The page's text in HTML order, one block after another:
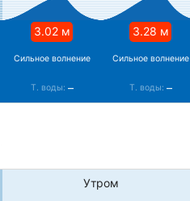
3.02 м 3.28 м
Сильное волнение Сильное волнение
Т. воды: – Т. воды: –
Утром